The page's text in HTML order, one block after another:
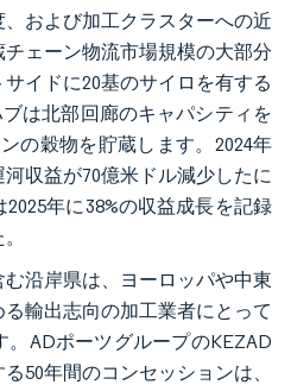
および加工クラスターへの近
ェーン物流市場規模の大部分
イドに20基のサイロを有する
は北部回廊のキャパシティを
の穀物を貯蔵します。2024年
収益が70億米ドル減少したに
年に38%の収益成長を記録
沿岸県は、ヨーロッパや中東
輸出志向の加工業者にとって
ADポーツグループのKEZAD
50年間のコンセッションは、